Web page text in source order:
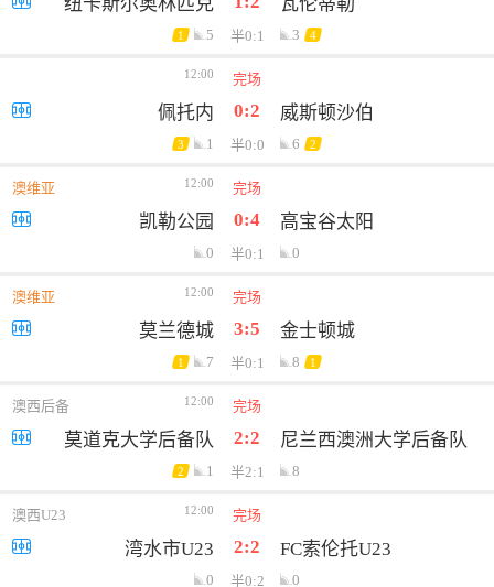
1 5 半0:1 3 4
12:00 完场
佩托内 0:2 威斯顿沙伯
3 1 半0:0 6 2
澳维亚 12:00 完场
凯勒公园 0:4 高宝谷太阳
0 半0:1 0
澳维亚 12:00 完场
莫兰德城 3:5 金士顿城
1 7 半0:1 8 1
澳西后备 12:00 完场
莫道克大学后备队 2:2 尼兰西澳洲大学后备队
2 1 半2:1 8
澳西U23 12:00 完场
湾水市U23 2:2 FC索伦托U23
0 半0:2 0